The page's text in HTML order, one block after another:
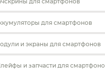
для смартфонов
для смартфонов
и экраны для смартфонов
и запчасти для